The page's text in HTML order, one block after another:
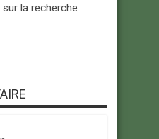
la recherche